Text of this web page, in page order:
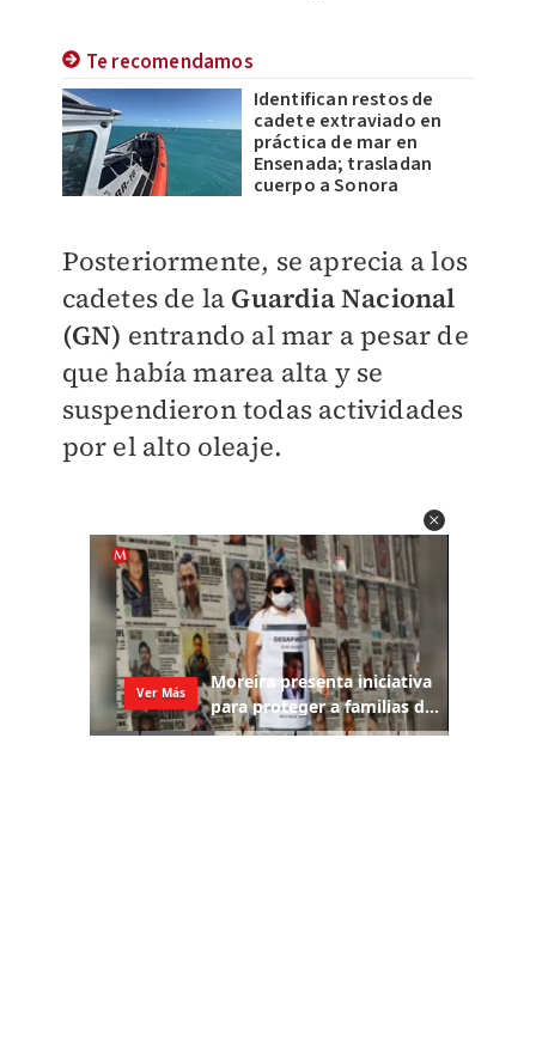
Te recomendamos
Identifican restos de
cadete extraviado en
práctica de mar en
Ensenada; trasladan
cuerpo a Sonora
Posteriormente, se aprecia a los
cadetes de la Guardia Nacional
(GN) entrando al mar a pesar de
que había marea alta y se
suspendieron todas actividades
por el alto oleaje.